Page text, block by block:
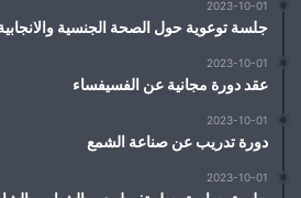
2023-10-01
جلسة توعوية حول الصحة الجنسية
2023-10-01
عقد دورة مجانية عن الفسيفساء
2023-10-01
دورة تدريب عن صناعة الشمع
2023-10-01